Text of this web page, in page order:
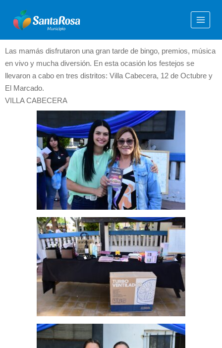
Las mamás disfrutaron una gran tarde de bingo, premios, música
en vivo y mucha diversión. En esta ocasión los festejos se
llevaron a cabo en tres distritos: Villa Cabecera, 12 de Octubre y
El Marcado.
VILLA CABECERA